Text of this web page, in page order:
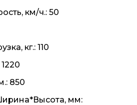
км/ч.: 50
кг.: 110
850
мм: